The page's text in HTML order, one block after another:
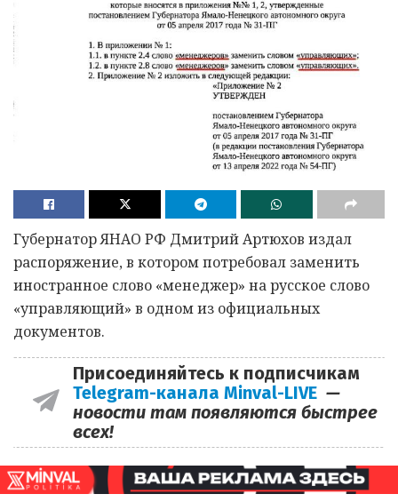
Губернатор ЯНАО РФ Дмитрий Артюхов издал
распоряжение, в котором потребовал заменить
иностранное слово «менеджер» на русское слово
«управляющий» в одном из официальных
документов.
Присоединяйтесь к подписчикам
Telegram-канала Minval-LIVE —
новости там появляются быстрее
всех!